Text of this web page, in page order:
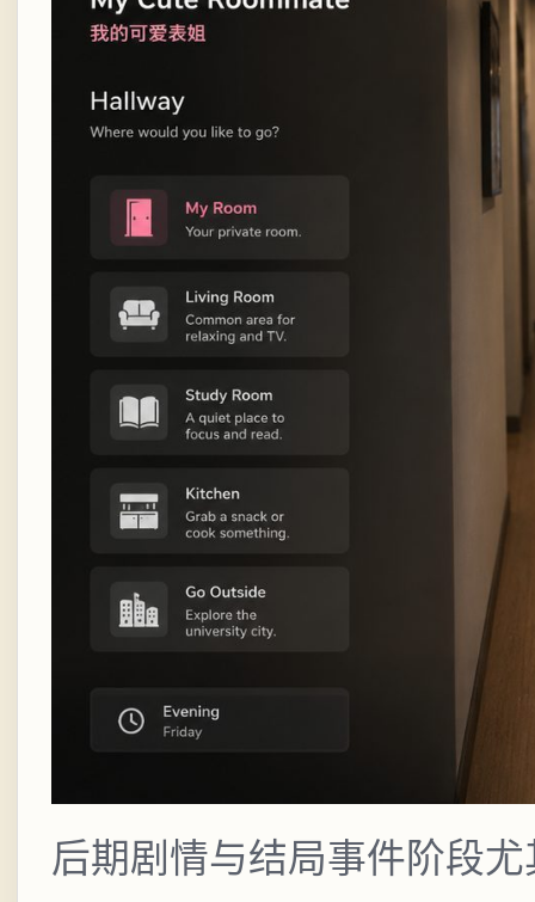
后期剧情与结局事件阶段